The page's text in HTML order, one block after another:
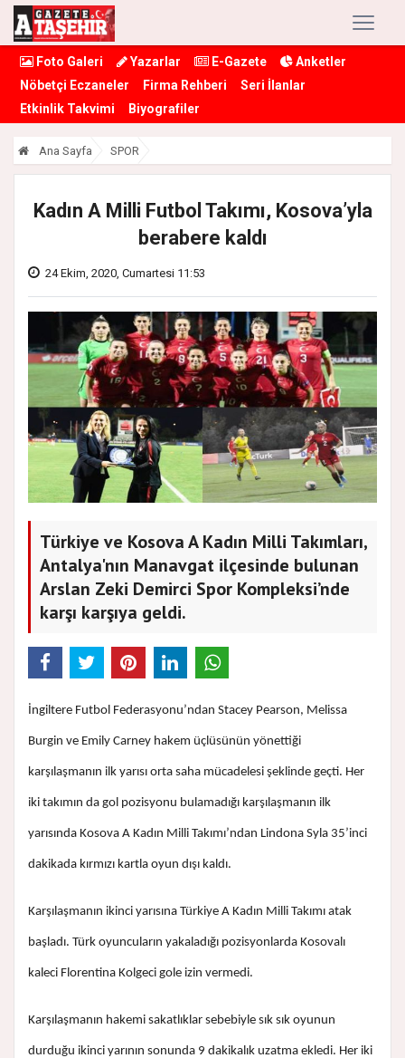
Foto Galeri Yazarlar E-Gazete
Anketler
Nöbetçi Eczaneler
Firma Rehberi
Seri İlanlar
Etkinlik Takvimi
Biyografiler
Ana Sayfa SPOR
Kadın A Milli Futbol Takımı, Kosova’yla
berabere kaldı
24 Ekim, 2020, Cumartesi 11:53
Türkiye ve Kosova A Kadın Milli Takımları,
Antalya'nın Manavgat ilçesinde bulunan
Arslan Zeki Demirci Spor Kompleksi’nde
karşı karşıya geldi.
İngiltere Futbol Federasyonu’ndan Stacey Pearson, Melissa
Burgin ve Emily Carney hakem üçlüsünün yönettiği
karşılaşmanın ilk yarısı orta saha mücadelesi şeklinde geçti. Her
iki takımın da gol pozisyonu bulamadığı karşılaşmanın ilk
yarısında Kosova A Kadın Milli Takımı’ndan Lindona Syla 35’inci
dakikada kırmızı kartla oyun dışı kaldı.
Karşılaşmanın ikinci yarısına Türkiye A Kadın Milli Takımı atak
başladı. Türk oyuncuların yakaladığı pozisyonlarda Kosovalı
kaleci Florentina Kolgeci gole izin vermedi.
Karşılaşmanın hakemi sakatlıklar sebebiyle sık sık oyunun
durduğu ikinci yarının sonunda 9 dakikalık uzatma ekledi. Her iki